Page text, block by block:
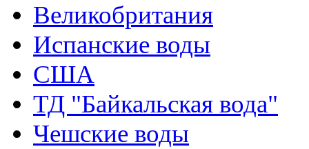
Великобритания
Испанские воды
США
ТД "Байкальская вода"
Чешские воды